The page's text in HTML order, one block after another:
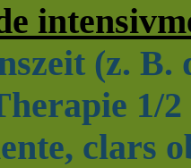
(z. B.
1/
clars